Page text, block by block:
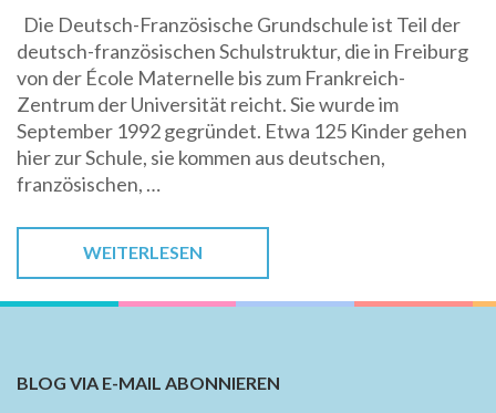
Die Deutsch-Französische Grundschule ist Teil der
deutsch-französischen Schulstruktur, die in Freiburg
von der École Maternelle bis zum Frankreich-
Zentrum der Universität reicht. Sie wurde im
September 1992 gegründet. Etwa 125 Kinder gehen
hier zur Schule, sie kommen aus deutschen,
französischen, …
WEITERLESEN
BLOG VIA E-MAIL ABONNIEREN